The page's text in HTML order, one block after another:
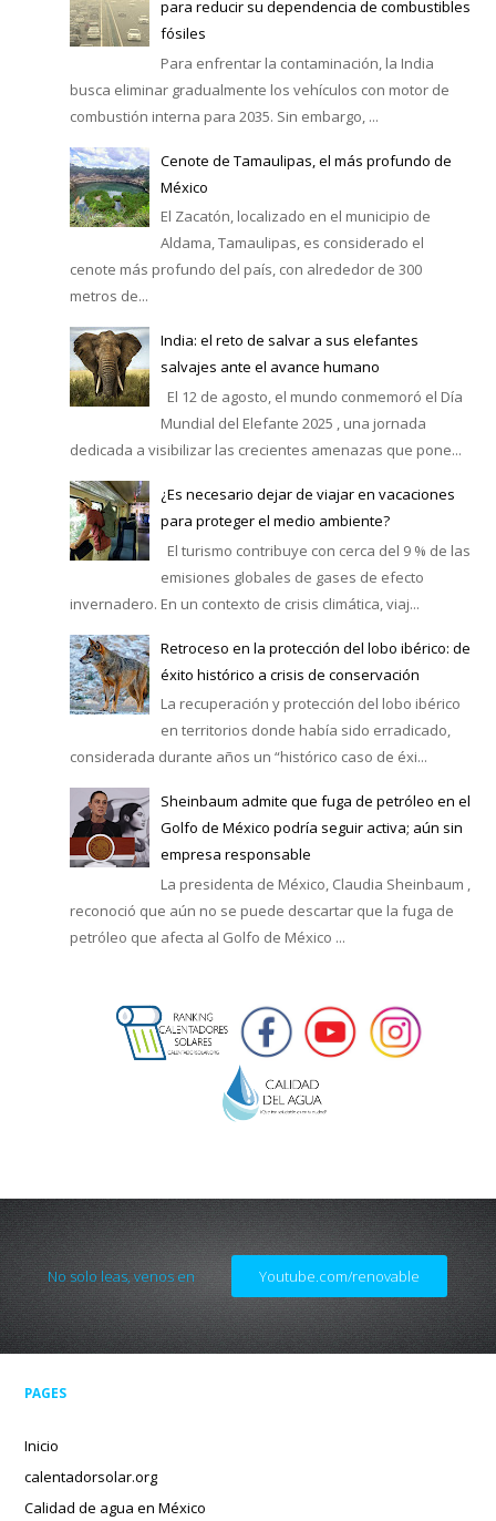
para reducir su dependencia de combustibles
fósiles
Para enfrentar la contaminación, la India
busca eliminar gradualmente los vehículos con motor de
combustión interna para 2035. Sin embargo, ...
Cenote de Tamaulipas, el más profundo de
México
El Zacatón, localizado en el municipio de
Aldama, Tamaulipas, es considerado el
cenote más profundo del país, con alrededor de 300
metros de...
India: el reto de salvar a sus elefantes
salvajes ante el avance humano
El 12 de agosto, el mundo conmemoró el Día
Mundial del Elefante 2025 , una jornada
dedicada a visibilizar las crecientes amenazas que pone...
¿Es necesario dejar de viajar en vacaciones
para proteger el medio ambiente?
El turismo contribuye con cerca del 9 % de las
emisiones globales de gases de efecto
invernadero. En un contexto de crisis climática, viaj...
Retroceso en la protección del lobo ibérico: de
éxito histórico a crisis de conservación
La recuperación y protección del lobo ibérico
en territorios donde había sido erradicado,
considerada durante años un “histórico caso de éxi...
Sheinbaum admite que fuga de petróleo en el
Golfo de México podría seguir activa; aún sin
empresa responsable
La presidenta de México, Claudia Sheinbaum ,
reconoció que aún no se puede descartar que la fuga de
petróleo que afecta al Golfo de México ...
No solo leas, venos en Youtube.com/renovable
PAGES
Inicio
calentadorsolar.org
Calidad de agua en México